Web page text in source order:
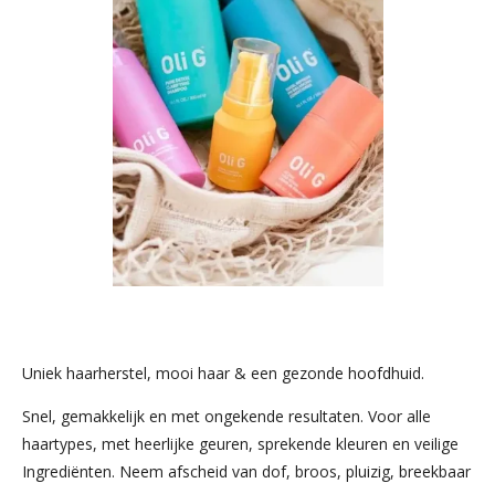
Uniek haarherstel, mooi haar & een gezonde hoofdhuid.
Snel, gemakkelijk en met ongekende resultaten. Voor alle
haartypes, met heerlijke geuren, sprekende kleuren en veilige
Ingrediënten. Neem afscheid van dof, broos, pluizig, breekbaar